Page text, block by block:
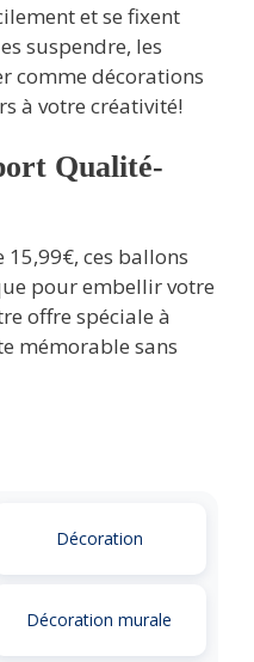
et se fixent
suspendre, les
comme décorations
à votre créativité!
Qualité-
ces ballons
pour embellir votre
offre spéciale à
mémorable sans
Décoration
Décoration murale